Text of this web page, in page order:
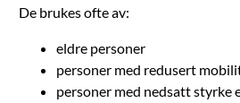
De brukes ofte av:
eldre personer
personer med redusert
personer med nedsatt styrke